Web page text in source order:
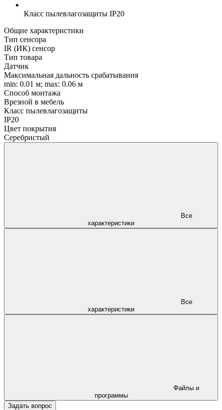
Класс пылевлагозащиты IP20
Общие характеристики
Тип сенсора
IR (ИК) сенсор
Тип товара
Датчик
Максимальная дальность срабатывания
min: 0.01 м; max: 0.06 м
Способ монтажа
Врезной в мебель
Класс пылевлагозащиты
IP20
Цвет покрытия
Серебристый
характеристики
характеристики
программы
Задать вопрос